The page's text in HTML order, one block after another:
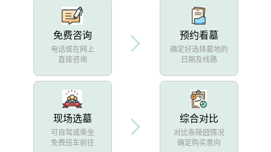
免费咨询
电话或在网上
直接咨询
预约看墓
确定好选择墓地的
日期及线路
现场选墓
可自驾或乘坐
免费班车前往
综合对比
对比各陵园情况
确定购买意向